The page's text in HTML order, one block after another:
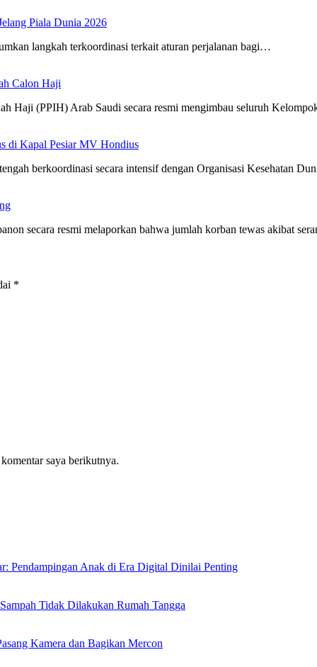
Piala Dunia 2026
langkah terkoordinasi terkait aturan perjalanan bagi…
Calon Haji
Haji (PPIH) Arab Saudi secara resmi mengimbau seluruh
di Kapal Pesiar MV Hondius
berkoordinasi secara intensif dengan Organisasi Kesehatan
secara resmi melaporkan bahwa jumlah korban tewas akibat
*
saya berikutnya.
Pendampingan Anak di Era Digital Dinilai Penting
Tidak Dilakukan Rumah Tangga
Kamera dan Bagikan Mercon